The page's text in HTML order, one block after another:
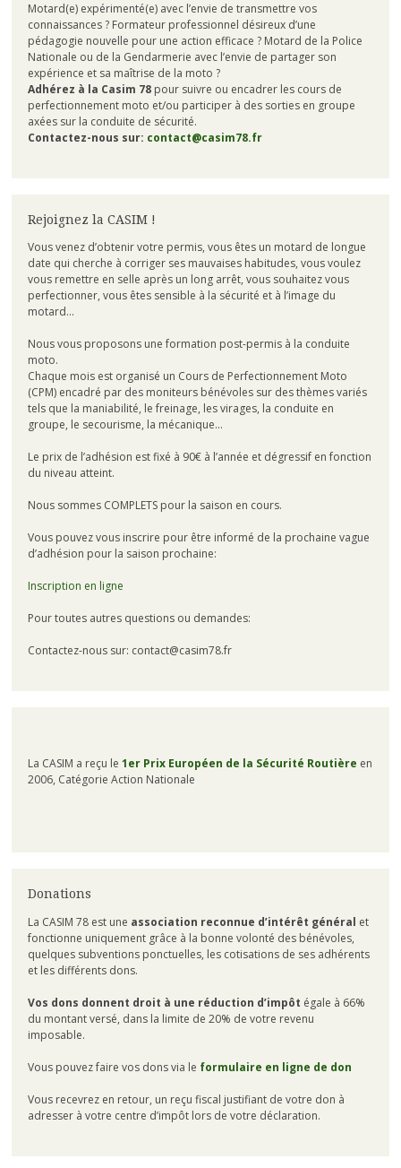
Motard(e) expérimenté(e) avec l’envie de transmettre vos
connaissances ? Formateur professionnel désireux d’une
pédagogie nouvelle pour une action efficace ? Motard de la Police
Nationale ou de la Gendarmerie avec l’envie de partager son
expérience et sa maîtrise de la moto ?
Adhérez à la Casim 78pour suivre ou encadrer les cours de
perfectionnement moto et/ou participer à des sorties en groupe
axées sur la conduite de sécurité.
Contactez-nous sur: contact@casim78.fr
Rejoignez la CASIM !
Vous venez d’obtenir votre permis, vous êtes un motard de longue
date qui cherche à corriger ses mauvaises habitudes, vous voulez
vous remettre en selle après un long arrêt, vous souhaitez vous
perfectionner, vous êtes sensible à la sécurité et à l’image du
motard…
Nous vous proposons une formation post-permis à la conduite
moto.
Chaque mois est organisé un Cours de Perfectionnement Moto
(CPM) encadré par des moniteurs bénévoles sur des thèmes variés
tels que la maniabilité, le freinage, les virages, la conduite en
groupe, le secourisme, la mécanique…
Le prix de l’adhésion est fixé à 90€ à l’année et dégressif en fonction
du niveau atteint.
Nous sommes COMPLETS pour la saison en cours.
Vous pouvez vous inscrire pour être informé de la prochaine vague
d’adhésion pour la saison prochaine:
Inscription en ligne
Pour toutes autres questions ou demandes:
Contactez-nous sur: contact@casim78.fr
La CASIM a reçu le 1er Prix Européen de la Sécurité Routière en
2006, Catégorie Action Nationale
Donations
La CASIM 78 est une association reconnue d’intérêt général et
fonctionne uniquement grâce à la bonne volonté des bénévoles,
quelques subventions ponctuelles, les cotisations de ses adhérents
et les différents dons.
Vos dons donnent droit à une réduction d’impôt égale à 66%
du montant versé, dans la limite de 20% de votre revenu
imposable.
Vous pouvez faire vos dons via le formulaire en ligne de don
Vous recevrez en retour, un reçu fiscal justifiant de votre don à
adresser à votre centre d’impôt lors de votre déclaration.